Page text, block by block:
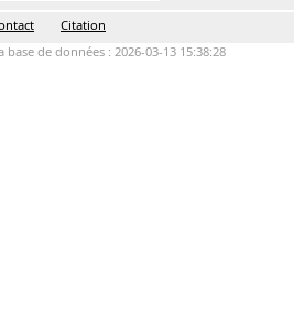
Citation
de données : 2026-03-13 15:38:28